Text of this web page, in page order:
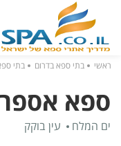
ראשי בתי ספא בדרום בתי
ספא
ים המלח עין בוקק